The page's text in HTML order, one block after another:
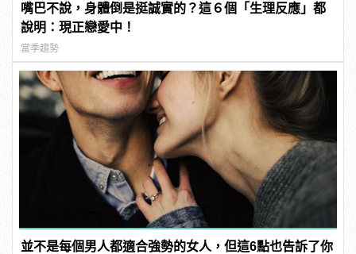
嘴巴不說，身體倒是挺誠實的？這６個「生理反應」都
說明：現正戀愛中！
當季趨勢
並不是每個男人都適合強勢的女人，但這6點也告訴了你